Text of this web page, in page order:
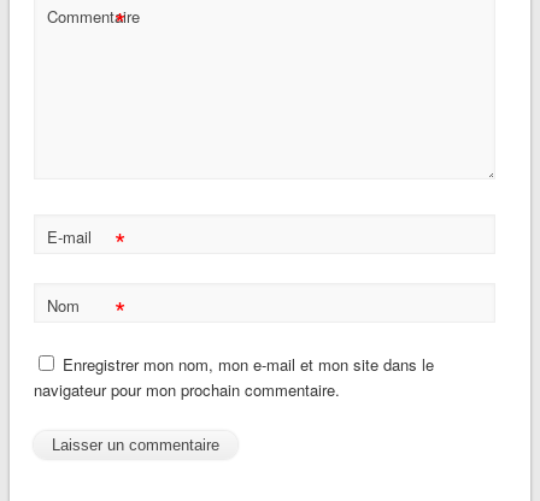
Commentaire
*
E-mail *
Nom *
Enregistrer mon nom, mon e-mail et mon site dans le
navigateur pour mon prochain commentaire.